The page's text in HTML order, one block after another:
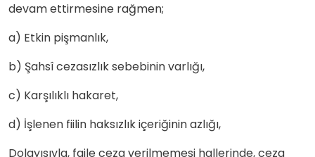
devam ettirmesine rağmen;
a) Etkin pişmanlık,
b) Şahsî cezasızlık sebebinin varlığı,
c) Karşılıklı hakaret,
d) İşlenen fiilin haksızlık içeriğinin azlığı,
Dolayısıyla, faile ceza verilmemesi hallerinde, ceza